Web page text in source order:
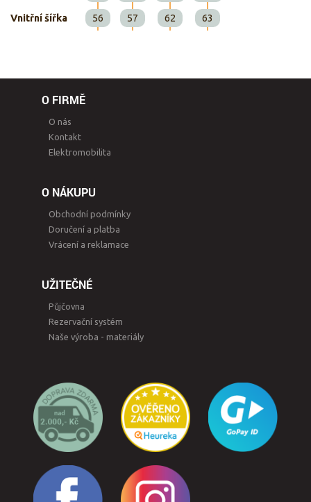
Vnitřní šířka 56 57 62 63
O FIRMĚ
O nás
Kontakt
Elektromobilita
O NÁKUPU
Obchodní podmínky
Doručení a platba
Vrácení a reklamace
UŽITEČNÉ
Půjčovna
Rezervační systém
Naše výroba - materiály